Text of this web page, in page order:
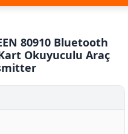
80910 Bluetooth
Kart Okuyuculu Araç